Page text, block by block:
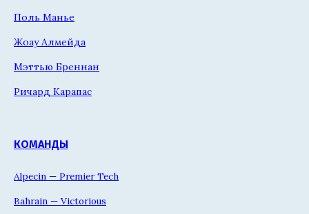
Поль Манье
Жоау Алмейда
Мэттью Бреннан
Ричард Карапас
КОМАНДЫ
Alpecin — Premier Tech
Bahrain — Victorious